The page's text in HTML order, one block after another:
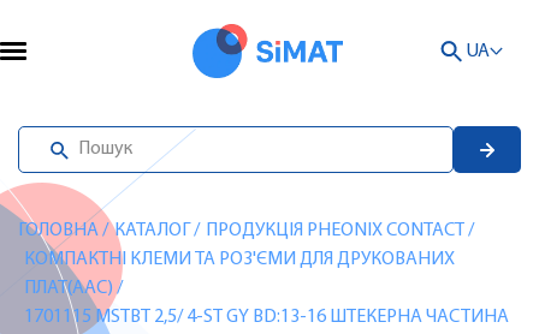
UA
ГОЛОВНА/ КАТАЛОГ / ПРОДУКЦІЯ PHEONIX CONTACT /
КОМПАКТНІ КЛЕМИ ТА РОЗ'ЄМИ ДЛЯ ДРУКОВАНИХ
ПЛАТ(AAC) /
1701115 MSTBT 2,5/ 4-ST GY BD:13-16 ШТЕКЕРНА ЧАСТИНА